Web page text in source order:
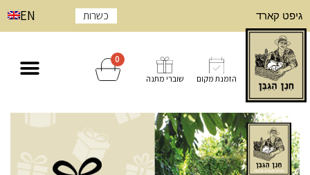
גיפט קארד כשרות EN
הזמנת מקום שוברי מתנה
0